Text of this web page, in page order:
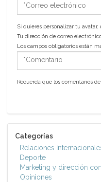
electrónico
Si quieres personalizar tu avatar,
Tu dirección de correo
Los campos obligatorios están
*Comentario
Recuerda que los comentarios
Categorías
Relaciones
Deporte
Marketing y dirección
Opiniones